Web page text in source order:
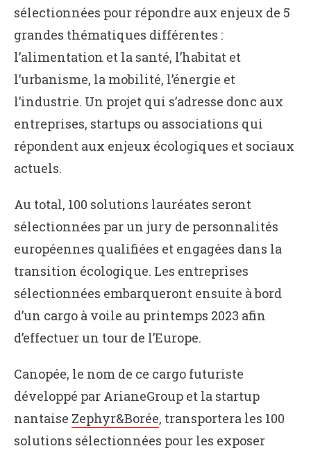
sélectionnées pour répondre aux enjeux de 5
grandes thématiques différentes :
l’alimentation et la santé, l’habitat et
l’urbanisme, la mobilité, l’énergie et
l’industrie. Un projet qui s’adresse donc aux
entreprises, startups ou associations qui
répondent aux enjeux écologiques et sociaux
actuels.
Au total, 100 solutions lauréates seront
sélectionnées par un jury de personnalités
européennes qualifiées et engagées dans la
transition écologique. Les entreprises
sélectionnées embarqueront ensuite à bord
d’un cargo à voile au printemps 2023 afin
d’effectuer un tour de l’Europe.
Canopée, le nom de ce cargo futuriste
développé par ArianeGroup et la startup
nantaise Zephyr&Borée, transportera les 100
solutions sélectionnées pour les exposer